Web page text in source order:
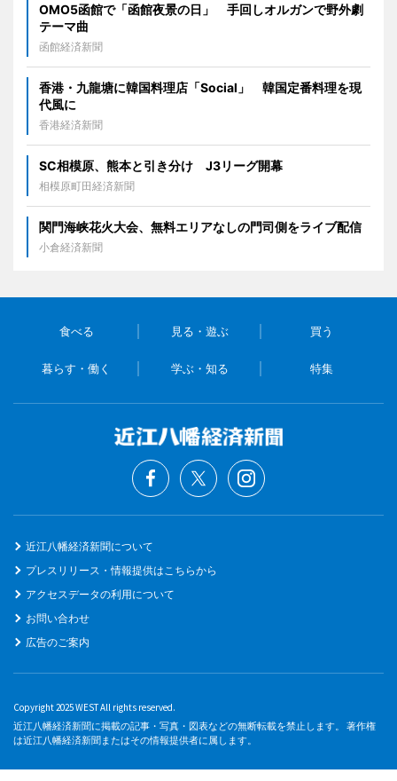
OMO5函館で「函館夜景の日」 手回しオルガンで野外劇
テーマ曲
函館経済新聞
香港・九龍塘に韓国料理店「Social」 韓国定番料理を現
代風に
香港経済新聞
SC相模原、熊本と引き分け J3リーグ開幕
相模原町田経済新聞
関門海峡花火大会、無料エリアなしの門司側をライブ配信
小倉経済新聞
食べる 見る・遊ぶ 買う
暮らす・働く 学ぶ・知る 特集
近江八幡経済新聞について
プレスリリース・情報提供はこちらから
アクセスデータの利用について
お問い合わせ
広告のご案内
Copyright 2025 WEST All rights reserved.
近江八幡経済新聞に掲載の記事・写真・図表などの無断転載を禁止します。 著作権
は近江八幡経済新聞またはその情報提供者に属します。